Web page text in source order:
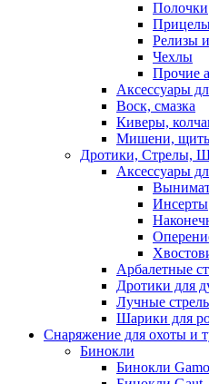
Полочки
Релизы
Чехлы
Прочие
Аксессуары
Воск, смазка
Киверы,
Мишени,
Дротики, Стрелы,
Аксессуары
Инсерты
Арбалетные
Дротики для
Лучные
Шарики для
Снаряжение для охоты и
Бинокли
Бинокли Gamo